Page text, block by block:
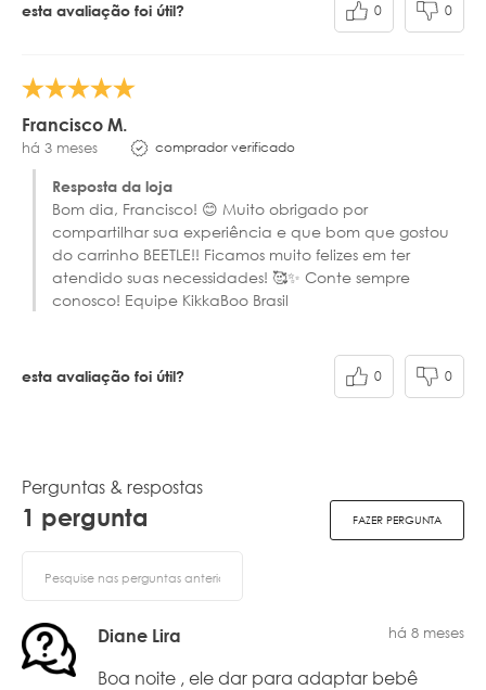
esta avaliação foi útil? 0 0
Francisco M.
há 3 meses comprador verificado
Resposta da loja
Bom dia, Francisco! 😊 Muito obrigado por
compartilhar sua experiência e que bom que gostou
do carrinho BEETLE!! Ficamos muito felizes em ter
atendido suas necessidades! 🥰✨ Conte sempre
conosco! Equipe KikkaBoo Brasil
esta avaliação foi útil? 0 0
Perguntas & respostas
1 pergunta FAZER PERGUNTA
Diane Lira há 8 meses
Boa noite , ele dar para adaptar bebê